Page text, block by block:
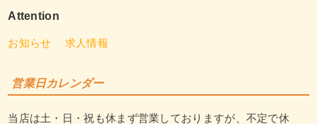
Attention
お知らせ 求人情報
営業日カレンダー
当店は土・日・祝も休まず営業しておりますが、不定で休